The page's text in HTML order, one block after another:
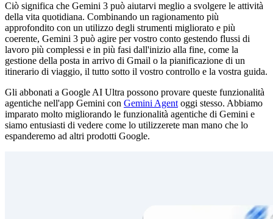
Ciò significa che Gemini 3 può aiutarvi meglio a svolgere le attività
della vita quotidiana. Combinando un ragionamento più
approfondito con un utilizzo degli strumenti migliorato e più
coerente, Gemini 3 può agire per vostro conto gestendo flussi di
lavoro più complessi e in più fasi dall'inizio alla fine, come la
gestione della posta in arrivo di Gmail o la pianificazione di un
itinerario di viaggio, il tutto sotto il vostro controllo e la vostra guida.
Gli abbonati a Google AI Ultra possono provare queste funzionalità
agentiche nell'app Gemini con Gemini Agent oggi stesso. Abbiamo
imparato molto migliorando le funzionalità agentiche di Gemini e
siamo entusiasti di vedere come lo utilizzerete man mano che lo
espanderemo ad altri prodotti Google.